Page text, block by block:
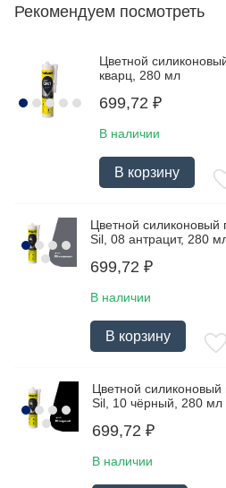
Рекомендуем посмотреть
Цветной
кварц, 280 мл
699,72 ₽
В наличии
В корзину
Цветной силиконовый
Sil, 08 антрацит, 280
699,72 ₽
В наличии
В корзину
Цветной силиконовый
Sil, 10 чёрный, 280 мл
699,72 ₽
В наличии